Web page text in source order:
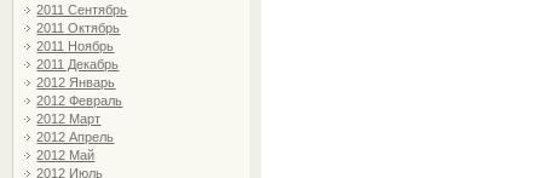
2011 Сентябрь
2011 Октябрь
2011 Ноябрь
2011 Декабрь
2012 Январь
2012 Февраль
2012 Март
2012 Апрель
2012 Май
2012 Июль